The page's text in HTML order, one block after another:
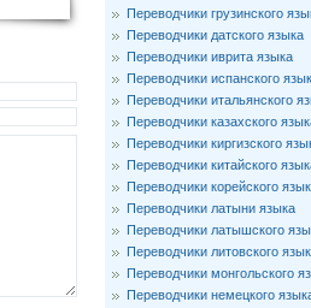
Переводчики грузинского
Переводчики датского языка
Переводчики иврита языка
Переводчики испанского
Переводчики итальянского
Переводчики казахского
Переводчики киргизского
Переводчики китайского
Переводчики корейского
Переводчики латыни языка
Переводчики латышского
Переводчики литовского
Переводчики монгольского
Переводчики немецкого